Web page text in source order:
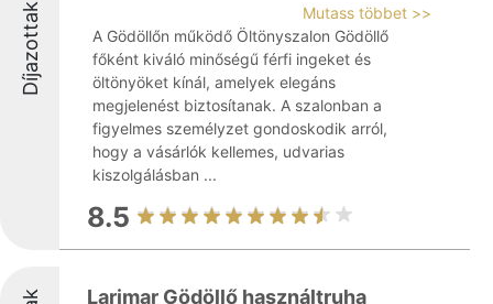
Díjazottak
Mutass többet >>
A Gödöllőn működő Öltönyszalon Gödöllő
főként kiváló minőségű férfi ingeket és
öltönyöket kínál, amelyek elegáns
megjelenést biztosítanak. A szalonban a
figyelmes személyzet gondoskodik arról,
hogy a vásárlók kellemes, udvarias
kiszolgálásban ...
8.5
Larimar Gödöllő használtruha